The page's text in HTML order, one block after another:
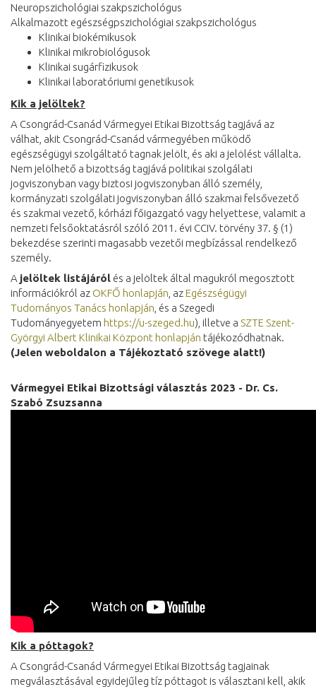
Neuropszichológiai szakpszichológus
Alkalmazott egészségpszichológiai szakpszichológus
Klinikai biokémikusok
Klinikai mikrobiológusok
Klinikai sugárfizikusok
Klinikai laboratóriumi genetikusok
Kik a jelöltek?
A Csongrád-Csanád Vármegyei Etikai Bizottság tagjává az
válhat, akit Csongrád-Csanád vármegyében működő
egészségügyi szolgáltató tagnak jelölt, és aki a jelölést vállalta.
Nem jelölhető a bizottság tagjává politikai szolgálati
jogviszonyban vagy biztosi jogviszonyban álló személy,
kormányzati szolgálati jogviszonyban álló szakmai felsővezető
és szakmai vezető, kórházi főigazgató vagy helyettese, valamit a
nemzeti felsőoktatásról szóló 2011. évi CCIV. törvény 37. § (1)
bekezdése szerinti magasabb vezetői megbízással rendelkező
személy.
A jelöltek listájáról és a jelöltek által magukról megosztott
információkról az OKFŐ honlapján , azEgészségügyi
Tudományos Tanács honlapján , és a Szegedi
Tudományegyetem https://u-szeged.hu), illetve a SZTE Szent-
Györgyi Albert Klinikai Központ honlapján tájékozódhatnak.
(Jelen weboldalon a Tájékoztató szövege alatt!)
Vármegyei Etikai Bizottsági választás 2023 - Dr. Cs.
Szabó Zsuzsanna
Kik a póttagok?
A Csongrád-Csanád Vármegyei Etikai Bizottság tagjainak
megválasztásával egyidejűleg tíz póttagot is választani kell, akik